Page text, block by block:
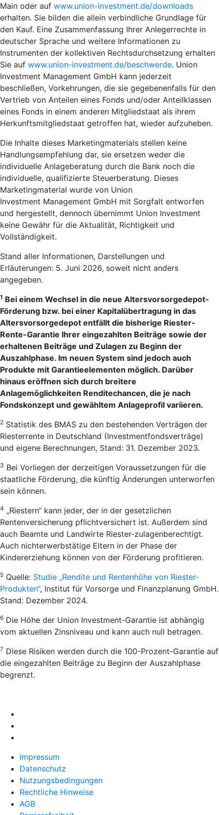
Main oder auf www.union-investment.de/downloads
erhalten. Sie bilden die allein verbindliche Grundlage für
den Kauf. Eine Zusammenfassung Ihrer Anlegerrechte in
deutscher Sprache und weitere Informationen zu
Instrumenten der kollektiven Rechtsdurchsetzung erhalten
Sie auf www.union-investment.de/beschwerde. Union
Investment Management GmbH kann jederzeit
beschließen, Vorkehrungen, die sie gegebenenfalls für den
Vertrieb von Anteilen eines Fonds und/oder Anteilklassen
eines Fonds in einem anderen Mitgliedstaat als ihrem
Herkunftsmitgliedstaat getroffen hat, wieder aufzuheben.
Die Inhalte dieses Marketingmaterials stellen keine
Handlungsempfehlung dar, sie ersetzen weder die
individuelle Anlageberatung durch die Bank noch die
individuelle, qualifizierte Steuerberatung. Dieses
Marketingmaterial wurde von Union
Investment Management GmbH mit Sorgfalt entworfen
und hergestellt, dennoch übernimmt Union Investment
keine Gewähr für die Aktualität, Richtigkeit und
Vollständigkeit.
Stand aller Informationen, Darstellungen und
Erläuterungen: 5. Juni 2026, soweit nicht anders
angegeben.
1 Bei einem Wechsel in die neue Altersvorsorgedepot-
Förderung bzw. bei einer Kapitalübertragung in das
Altersvorsorgedepot entfällt die bisherige Riester-
Rente-Garantie Ihrer eingezahlten Beiträge sowie der
erhaltenen Beiträge und Zulagen zu Beginn der
Auszahlphase. Im neuen System sind jedoch auch
Produkte mit Garantieelementen möglich. Darüber
hinaus eröffnen sich durch breitere
Anlagemöglichkeiten Renditechancen, die je nach
Fondskonzept und gewähltem Anlageprofil variieren.
2 Statistik des BMAS zu den bestehenden Verträgen der
Riesterrente in Deutschland (Investmentfondsverträge)
und eigene Berechnungen, Stand: 31. Dezember 2023.
3 Bei Vorliegen der derzeitigen Voraussetzungen für die
staatliche Förderung, die künftig Änderungen unterworfen
sein können.
4 „Riestern“ kann jeder, der in der gesetzlichen
Rentenversicherung pflichtversichert ist. Außerdem sind
auch Beamte und Landwirte Riester-zulagenberechtigt.
Auch nichterwerbstätige Eltern in der Phase der
Kindererziehung können von der Förderung profitieren.
5 Quelle: Studie „Rendite und Rentenhöhe von Riester-
Produkten“, Institut für Vorsorge und Finanzplanung GmbH.
Stand: Dezember 2024.
6 Die Höhe der Union Investment-Garantie ist abhängig
vom aktuellen Zinsniveau und kann auch null betragen.
7 Diese Risiken werden durch die 100-Prozent-Garantie auf
die eingezahlten Beiträge zu Beginn der Auszahlphase
begrenzt.
Impressum
Datenschutz
Nutzungsbedingungen
Rechtliche Hinweise
AGB